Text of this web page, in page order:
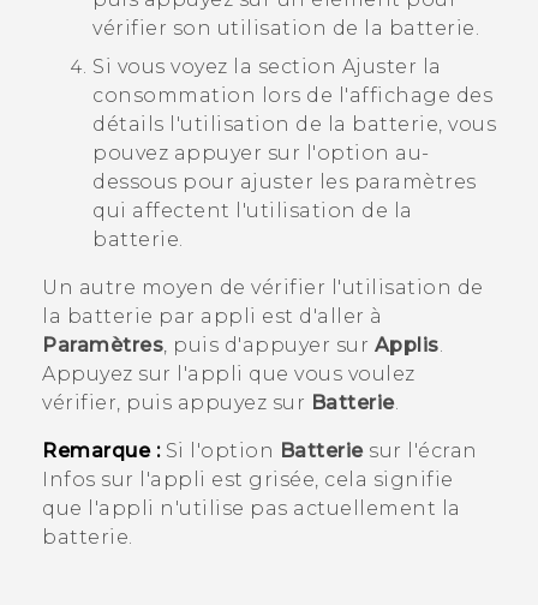
vérifier son utilisation de la batterie.
Si vous voyez la section Ajuster la
consommation
lors de l'affichage des
détails l'utilisation de la batterie, vous
pouvez appuyer sur l'option au-
dessous pour ajuster les paramètres
qui affectent l'utilisation de la
batterie.
Un autre moyen de vérifier l'utilisation de
la batterie par appli est d'aller à
Paramètres , puis d'appuyer sur Applis
Appuyez sur l'appli que vous voulez
vérifier, puis appuyez sur Batterie.
Remarque :Si l'option Batteriesur l'écran
Infos sur l'appli est grisée, cela signifie
que l'appli n'utilise pas actuellement la
batterie.